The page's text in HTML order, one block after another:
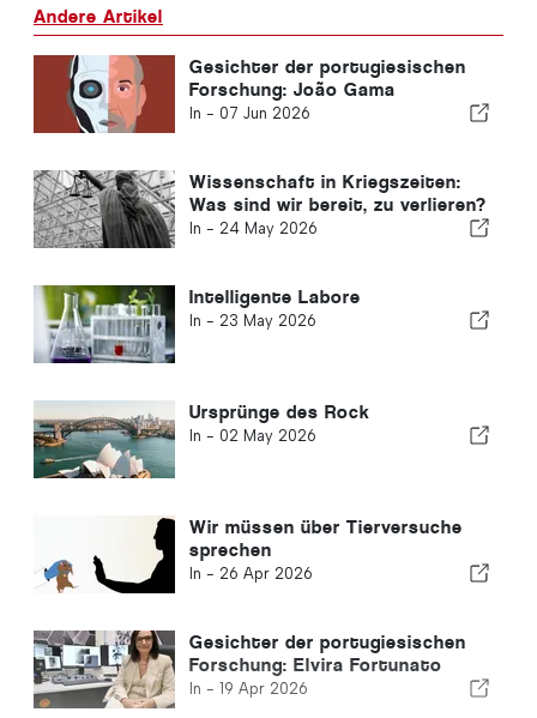
Andere Artikel
Gesichter der portugiesischen
Forschung: João Gama
In - 07 Jun 2026
Wissenschaft in Kriegszeiten:
Was sind wir bereit, zu verlieren?
In - 24 May 2026
Intelligente Labore
In - 23 May 2026
Ursprünge des Rock
In - 02 May 2026
Wir müssen über Tierversuche
sprechen
In - 26 Apr 2026
Gesichter der portugiesischen
Forschung: Elvira Fortunato
In - 19 Apr 2026